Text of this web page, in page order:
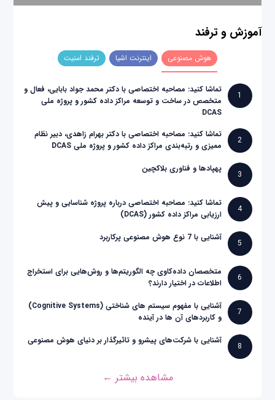
آموزش و ترفند
هوش مصنوعی اینترنت اشیا ترفند امنیت
1
تماشا کنید: مصاحبه اختصاصی با دکتر محمد جواد بابایی، فعال و
متخصص در ساخت و توسعه مراکز داده کشور و پروژه ملی
DCAS
2
تماشا کنید: مصاحبه اختصاصی با دکتر بهرام زاهدی، دبیر نظام
ممیزی و رتبه‌بندی مراکز داده کشور و پروژه ملی DCAS
3
پهپادها و فناوری بلاکچین
4
تماشا کنید: مصاحبه اختصاصی درباره پروژه شناسایی و پیش
ارزیابی مراکز داده کشور (DCAS)
5
آشنایی با 7 نوع هوش مصنوعی پرکاربرد
6
متخصصان داده‌کاوی چه الگوریتم‌ها و روش‌هایی برای استخراج
اطلاعات در اختیار دارند؟
7
آشنایی با مفهوم سیستم های شناختی (Cognitive Systems)
و کاربردهای آن ها در آینده
8
آشنایی با شرکت‌های پیشرو و تاثیرگذار بر دنیای هوش مصنوعی
مشاهده بیشتر ←